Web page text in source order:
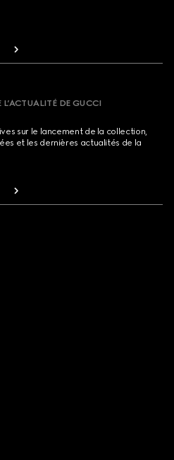
DE GUCCI
sur le lancement de la collection,
et les dernières actualités de la